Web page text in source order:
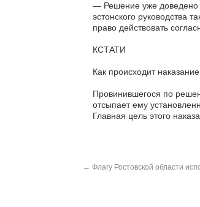
— Решение уже доведено
эстонского руководства
право действовать
КСТАТИ
Как происходит наказание
Провинившегося по
отсыпает ему
Главная цель этого
← Флагу Ростовской области